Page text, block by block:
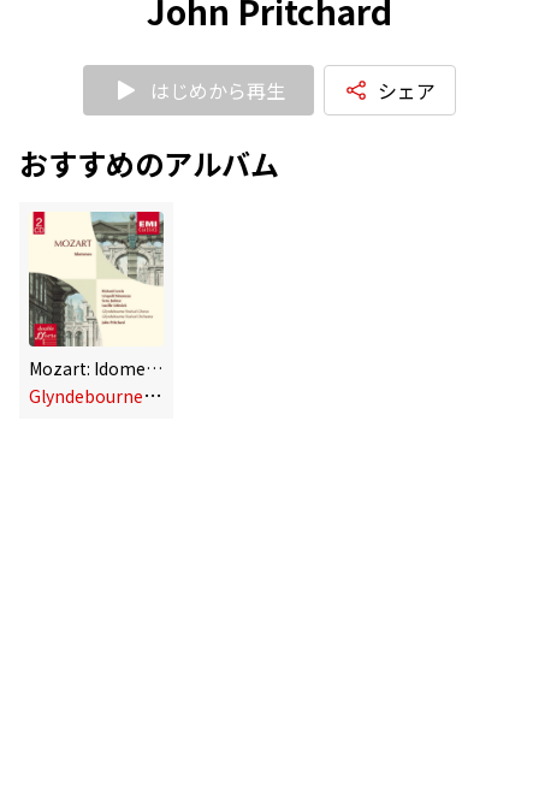
John Pritchard
はじめから再生 シェア
おすすめのアルバム
Mozart: Idomeneo
G
lyndebourne Festival Chorus/Glyndebourne Festival Orchestra/Soloists/Sir John Pritchard